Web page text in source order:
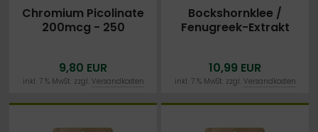
Chromium Picolinate
200mcg - 250
MADE IN GERMANY
9,80 EUR
inkl. 7 % MwSt. zzgl. Versandkosten
Bockshornklee /
Fenugreek-Extrakt
10,99 EUR
inkl. 7 % MwSt. zzgl. Versandkosten